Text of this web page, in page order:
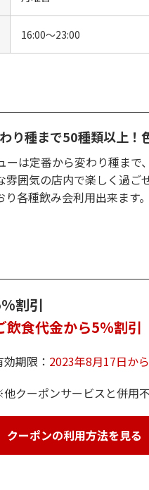
16:00〜23:00
り種まで50種類以上！
は定番から変わり種ま
雰囲気の店内で楽しく過
各種飲み会利用出来ます。
割引
飲食代金から5%割引
効期限： 2023年8月17日か
クーポンサービスと併用
クーポンの利用方法を見る